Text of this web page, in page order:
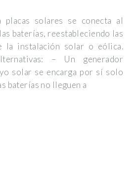
placas solares se conecta al
baterías, reestableciendo las
la instalación solar o eólica.
– Un generador
solar se encarga por sí solo
baterías no lleguen a